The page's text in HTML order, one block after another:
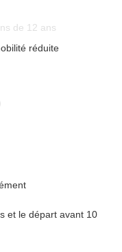
de 12 ans
réduite
et le départ avant 10